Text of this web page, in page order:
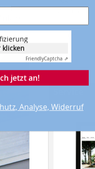
klicken
Friendly Captcha ⇗
jetzt an!
Analyse, Widerruf